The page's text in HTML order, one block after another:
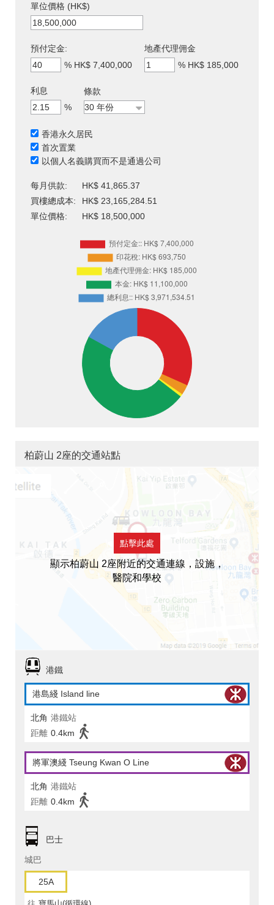
單位價格 (HK$)
預付定金:
% HK$ 7,400,000
地產代理佣金
% HK$ 185,000
利息
%
條款
香港永久居民
首次置業
以個人名義購買而不是通過公司
每月供款:
HK$ 41,865.37
買樓總成本:
HK$ 23,165,284.51
單位價格:
HK$ 18,500,000
柏蔚山 2座的交通站點
點擊此處
顯示柏蔚山 2座附近的交通連線，設施，
醫院和學校
港鐵
港島綫 Island line
北角 港鐵站
距離 0.4km
將軍澳綫 Tseung Kwan O Line
北角 港鐵站
距離 0.4km
巴士
城巴
25A